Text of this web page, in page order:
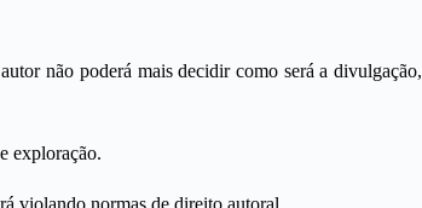
não poderá mais decidir como será a divulgação,
exploração.
violando normas de direito autoral.